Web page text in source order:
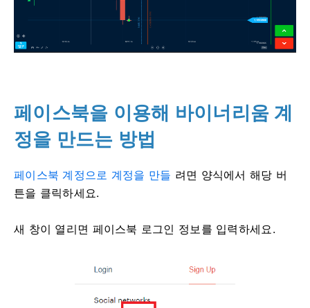
페이스북을 이용해 바이너리움 계
정을 만드는 방법
페이스북 계정으로 계정을 만들 려면 양식에서 해당 버
튼을 클릭하세요.
새 창이 열리면 페이스북 로그인 정보를 입력하세요.